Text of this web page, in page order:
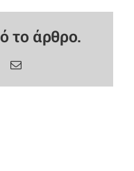
το άρθρο.
Email